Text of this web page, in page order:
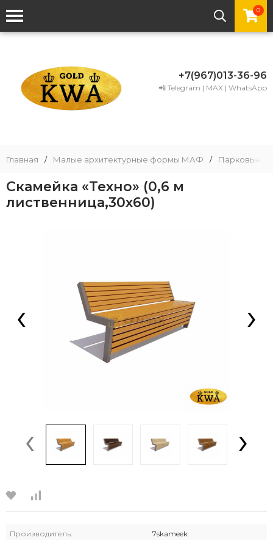
0
+7(967)013-36-96
📲 Telegram | MAX | WhatsApp
Главная / Малые архитектурные формы МАФ / Парковые
Скамейка «Техно» (0,6 м
лиственница,30х60)
‹ ›
‹ ›
Производитель: 7skameek